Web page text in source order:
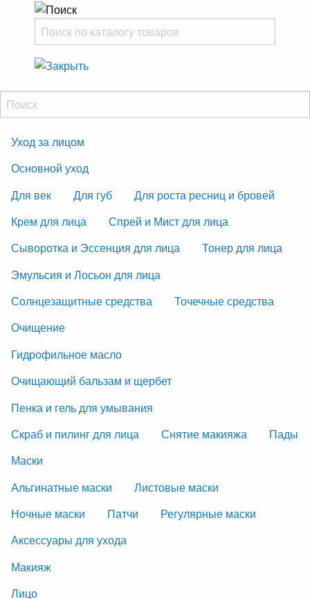
Уход за лицом
Основной уход
Для век
Для губ
Для роста ресниц и бровей
Крем для лица
Спрей и Мист для лица
Сыворотка и Эссенция для лица
Тонер для лица
Эмульсия и Лосьон для лица
Солнцезащитные средства
Точечные средства
Очищение
Гидрофильное масло
Очищающий бальзам и щербет
Пенка и гель для умывания
Скраб и пилинг для лица
Снятие макияжа
Пады
Маски
Альгинатные маски
Листовые маски
Ночные маски
Патчи
Регулярные маски
Аксессуары для ухода
Макияж
Лицо